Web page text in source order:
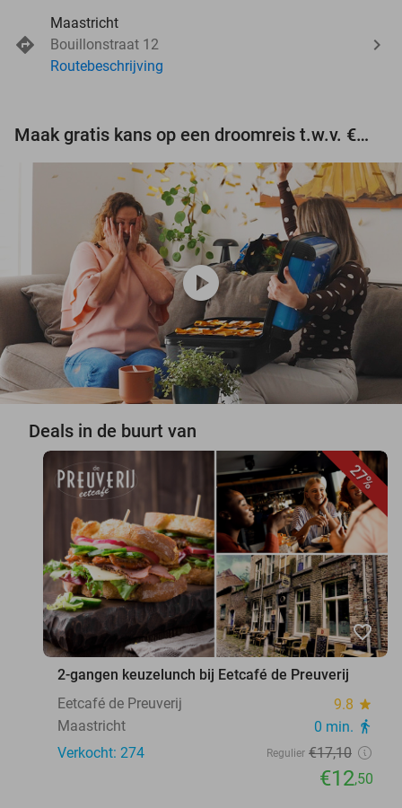
Maastricht
Bouillonstraat 12
Routebeschrijving
Maak gratis kans op een droomreis t.w.v. €3.000!
play_circle
Deals in de buurt van
27%
favorite_border
2-gangen keuzelunch bij Eetcafé de Preuverij
Eetcafé de Preuverij
9.8 star
Maastricht 0 min. directions_walk
Verkocht: 274 Regulier €17,10
€12,50